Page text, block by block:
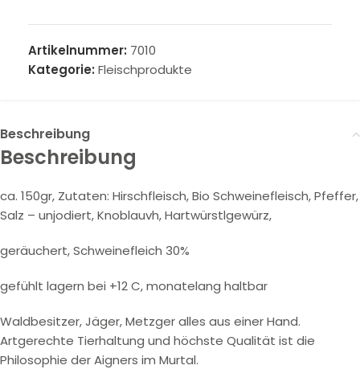
Artikelnummer: 7010
Kategorie: Fleischprodukte
Beschreibung
Beschreibung
ca. 150gr, Zutaten: Hirschfleisch, Bio Schweinefleisch, Pfeffer,
Salz – unjodiert, Knoblauvh, Hartwürstlgewürz,
geräuchert, Schweinefleich 30%
gefühlt lagern bei +12 C, monatelang haltbar
Waldbesitzer, Jäger, Metzger alles aus einer Hand.
Artgerechte Tierhaltung und höchste Qualität ist die
Philosophie der Aigners im Murtal.